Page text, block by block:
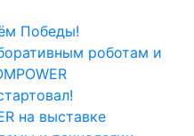
Победы!
роботам и
на выставке